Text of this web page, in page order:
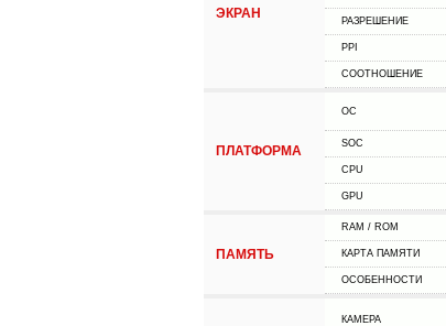
ЭКРАН РАЗРЕШЕНИЕ
PPI
СООТНОШЕНИЕ
ПЛАТФОРМА
ОС
SOC
CPU
GPU
ПАМЯТЬ
RAM / ROM
КАРТА ПАМЯТИ
ОСОБЕННОСТИ
КАМЕРА